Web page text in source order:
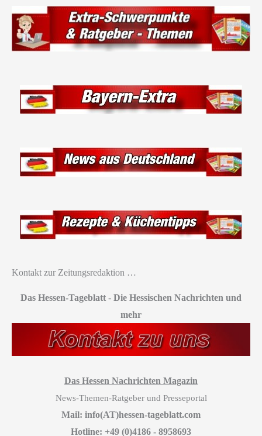
Kontakt zur Zeitungsredaktion …
Das Hessen-Tageblatt - Die Hessischen Nachrichten und
mehr
Das Hessen Nachrichten Magazin
News-Themen-Ratgeber und Presseportal
Mail: info(AT)hessen-tageblatt.com
Hotline: +49 (0)4186 - 8958693